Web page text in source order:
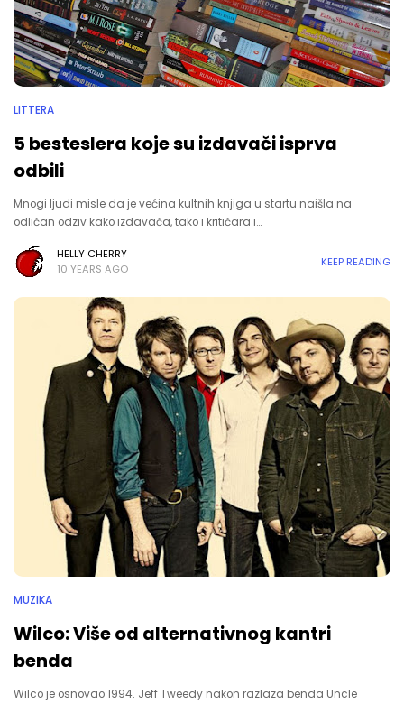
LITTERA
5 besteslera koje su izdavači isprva
odbili
Mnogi ljudi misle da je većina kultnih knjiga u startu naišla na
odličan odziv kako izdavača, tako i kritičara i…
HELLY CHERRY
10 YEARS AGO
KEEP READING
MUZIKA
Wilco: Više od alternativnog kantri
benda
Wilco je osnovao 1994. Jeff Tweedy nakon razlaza benda Uncle